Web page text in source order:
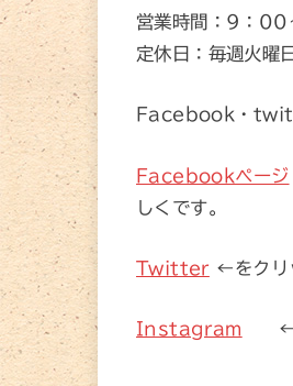
営業時間：9：
定休日：毎週火曜日
Facebook・
Facebookページ
しくです。
Twitter ←をクリ
Instagram ← イ